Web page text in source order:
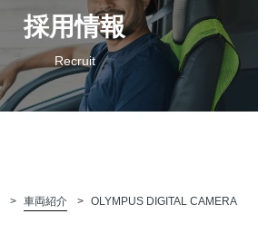
採用情報
Recruit
車両紹介 OLYMPUS DIGITAL CAMERA